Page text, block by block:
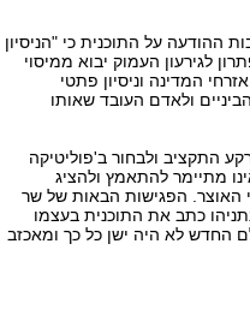
ההודעה על התוכנית כי "הניסיון
לגירעון העמוק יבוא ממיסוי
המדינה וניסיון פתטי
ולאדם העובד שאותו
התקציב ולבחור ב'פוליטיקה
מתיימר להתאמץ ולהציג
האוצר. הפגישות הבאות של שר
כתב את התוכנית בעצמו
החדש לא היה ישן כל כך ומאכזב